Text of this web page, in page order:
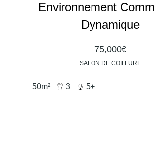
Environnement
Dynamique
75,000€
SALON DE COIFFURE
50m² 3 5+